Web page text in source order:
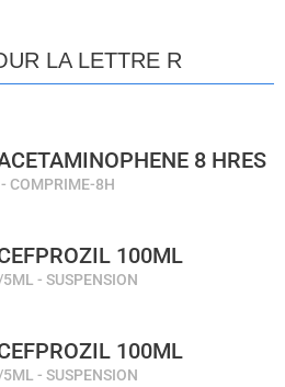
LA LETTRE R
8 HRES
COMPRIME-8H
100ML
- SUSPENSION
100ML
- SUSPENSION